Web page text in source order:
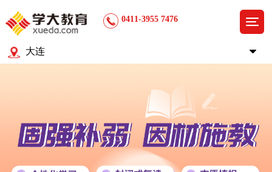
0411-3955 7476
大连